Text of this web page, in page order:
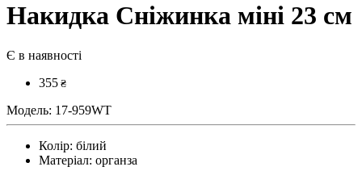
Накидка Сніжинка міні 23 см
Є в наявності
355 ₴
Модель: 17-959WT
Колір: білий
Матеріал: органза